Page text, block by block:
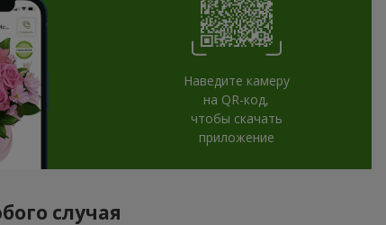
Наведите камеру
на QR-код,
чтобы скачать
приложение
случая